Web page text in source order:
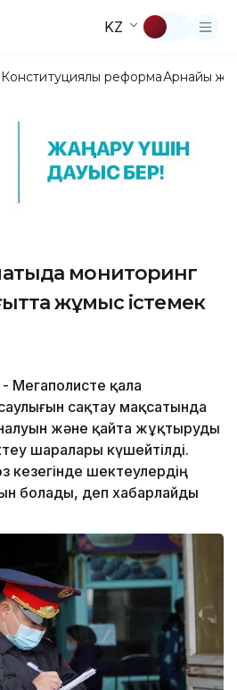
KZ
Конституциялық реформаАрнайы
мониторинг
жұмыс істемек
Мегаполисте қала
сақтау мақсатында
және қайта жұқтыруды
шаралары күшейтілді.
кезегінде шектеулердің
болады, деп хабарлайды